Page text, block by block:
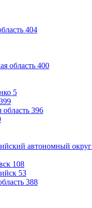
404
область 400
5
396
автономный округ
108
53
388